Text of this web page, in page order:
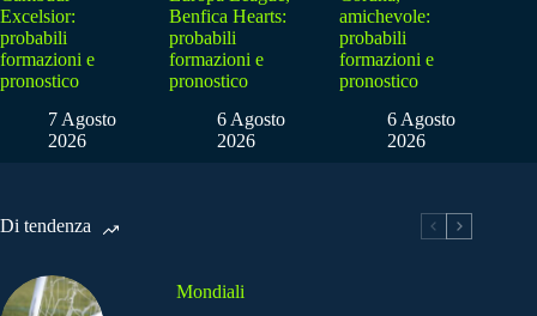
Excelsior:
probabili
formazioni e
pronostico
7 Agosto
2026
Benfica Hearts:
probabili
formazioni e
pronostico
6 Agosto
2026
amichevole:
probabili
formazioni e
pronostico
6 Agosto
2026
Di tendenza
Mondiali